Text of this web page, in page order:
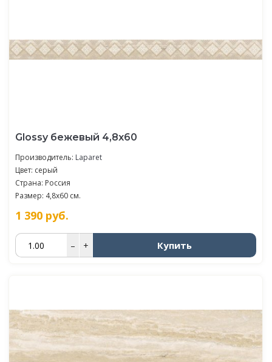
Glossy бежевый 4,8х60
Производитель: Laparet
Цвет: серый
Страна: Россия
Размер: 4,8x60 см.
1 390 руб.
– + Купить